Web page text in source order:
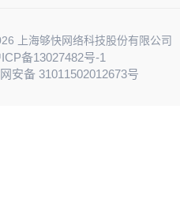
上海够快网络科技股份有限公司
备13027482号-1
安备 31011502012673号